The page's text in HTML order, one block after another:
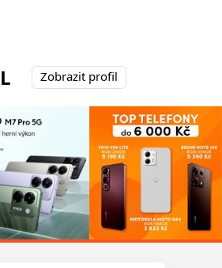
Zobrazit profil